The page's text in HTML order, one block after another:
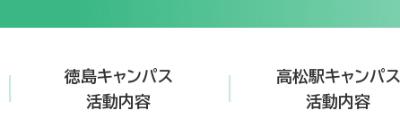
徳島キャンパス
活動内容
高松駅キャンパス
活動内容